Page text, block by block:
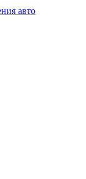
авто